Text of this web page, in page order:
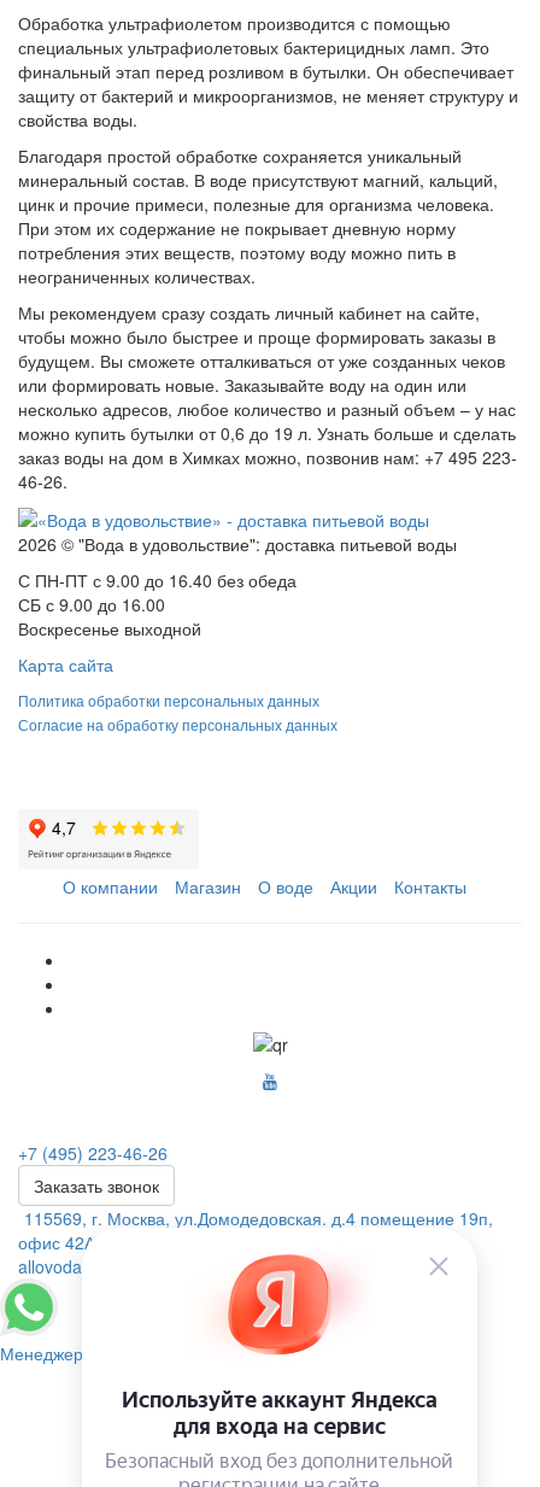
Обработка ультрафиолетом производится с помощью
специальных ультрафиолетовых бактерицидных ламп. Это
финальный этап перед розливом в бутылки. Он обеспечивает
защиту от бактерий и микроорганизмов, не меняет структуру и
свойства воды.
Благодаря простой обработке сохраняется уникальный
минеральный состав. В воде присутствуют магний, кальций,
цинк и прочие примеси, полезные для организма человека.
При этом их содержание не покрывает дневную норму
потребления этих веществ, поэтому воду можно пить в
неограниченных количествах.
Мы рекомендуем сразу создать личный кабинет на сайте,
чтобы можно было быстрее и проще формировать заказы в
будущем. Вы сможете отталкиваться от уже созданных чеков
или формировать новые. Заказывайте воду на один или
несколько адресов, любое количество и разный объем – у нас
можно купить бутылки от 0,6 до 19 л. Узнать больше и сделать
заказ воды на дом в Химках можно, позвонив нам: +7 495 223-
46-26.
2026 © "Вода в удовольствие": доставка питьевой воды
С ПН-ПТ с 9.00 до 16.40 без обеда
СБ с 9.00 до 16.00
Воскресенье выходной
Карта сайта
Политика обработки персональных данных
Согласие на обработку персональных данных
О компании Магазин О воде Акции Контакты
+7 (495) 223-46-26
Заказать звонок
115569, г. Москва, ул.Домодедовская. д.4 помещение 19п,
офис 42А
allovoda@mail.ru
Менеджер